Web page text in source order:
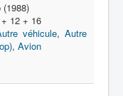
(1988)
12 + 16
véhicule, Autre
, Avion